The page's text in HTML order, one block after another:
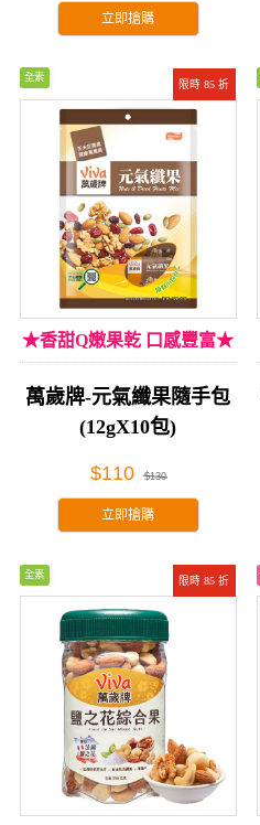
立即搶購
限時 85 折
全素
★香甜Q嫩果乾 口感豐富★
萬歲牌-元氣纖果隨手包
(12gX10包)
$110 $130
立即搶購
限時 85 折
全素